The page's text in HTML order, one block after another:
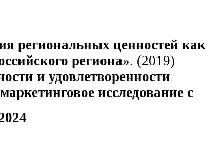
региональных ценностей как
региона». (2019)
и удовлетворенности
исследование с